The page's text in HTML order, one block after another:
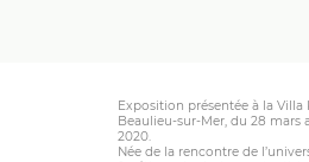
Exposition présentée à la Villa
Beaulieu-sur-Mer, du 28 mars
2020.
Née de la rencontre de